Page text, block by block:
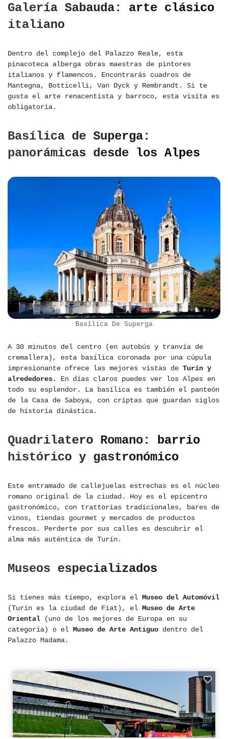
Galería Sabauda: arte clásico
italiano
Dentro del complejo del Palazzo Reale, esta
pinacoteca alberga obras maestras de pintores
italianos y flamencos. Encontrarás cuadros de
Mantegna, Botticelli, Van Dyck y Rembrandt. Si te
gusta el arte renacentista y barroco, esta visita es
obligatoria.
Basílica de Superga:
panorámicas desde los Alpes
Basílica De Superga
A 30 minutos del centro (en autobús y tranvía de
cremallera), esta basílica coronada por una cúpula
impresionante ofrece las mejores vistas de Turín y
alrededores. En días claros puedes ver los Alpes en
todo su esplendor. La basílica es también el panteón
de la Casa de Saboya, con criptas que guardan siglos
de historia dinástica.
Quadrilatero Romano: barrio
histórico y gastronómico
Este entramado de callejuelas estrechas es el núcleo
romano original de la ciudad. Hoy es el epicentro
gastronómico, con trattorias tradicionales, bares de
vinos, tiendas gourmet y mercados de productos
frescos. Perderte por sus calles es descubrir el
alma más auténtica de Turín.
Museos especializados
Si tienes más tiempo, explora el Museo del Automóvil
(Turín es la ciudad de Fiat), el Museo de Arte
Oriental (uno de los mejores de Europa en su
categoría) o el Museo de Arte Antiguo dentro del
Palazzo Madama.